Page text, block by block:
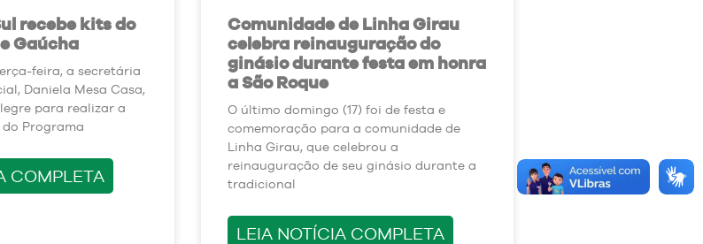
recebe kits do
Gaúcha
feira, a secretária
Daniela Mesa Casa,
para realizar a
Programa
COMPLETA
Comunidade de Linha Girau
celebra reinauguração do
ginásio durante festa em honra
a São Roque
O último domingo (17) foi de festa e
comemoração para a comunidade de
Linha Girau, que celebrou a
reinauguração de seu ginásio durante a
tradicional
LEIA NOTÍCIA COMPLETA